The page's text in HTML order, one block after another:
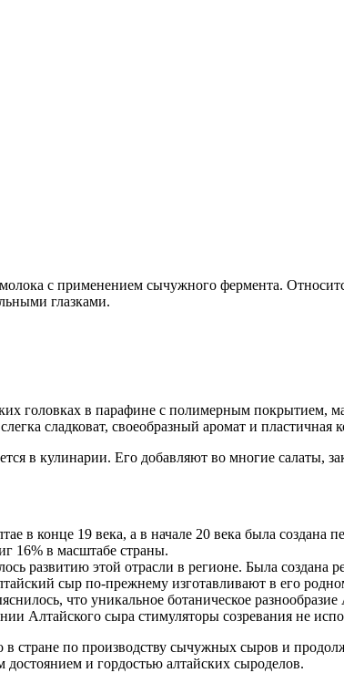
с применением сычужного фермента.
глазками.
головках в парафине с полимерным
сладковат, своеобразный аромат и пластичная
в кулинарии. Его добавляют во многие салаты,
в конце 19 века, а в начале 20 века была
16% в масштабе страны.
развитию этой отрасли в регионе. Была создана
сыр по-прежнему изготавливают в его
что уникальное ботаническое
Алтайского сыра стимуляторы созревания не
в стране по производству сычужных сыров и
и гордостью алтайских сыроделов.